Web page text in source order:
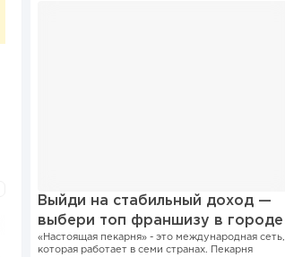
Выйди на стабильный доход —
выбери топ франшизу в городе
«Настоящая пекарня» - это международная сеть,
которая работает в семи странах. Пекарня